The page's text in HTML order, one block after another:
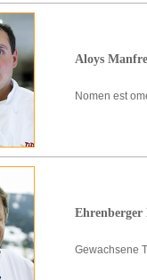
Aloys
Nomen est
Ehrenberger
Gewachsene